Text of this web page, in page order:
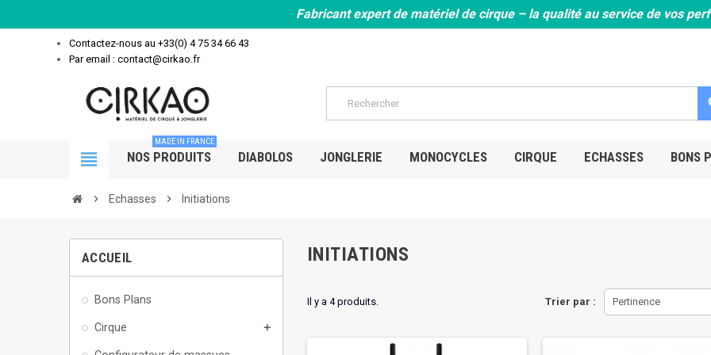
Fabricant expert de matériel de cirque – la qualité au service de vos
Contactez-nous au +33(0) 4 75 34 66 43
Par email : contact@cirkao.fr
view_headline NOS PRODUITS
MADE IN FRANCE
DIABOLOS JONGLERIE MONOCYCLES CIRQUE ECHASSES BONS
chevron_right Echasses chevron_right Initiations
ACCUEIL
Bons Plans
Cirque add
INITIATIONS
Trier par : Pertinence
Il y a 4 produits.